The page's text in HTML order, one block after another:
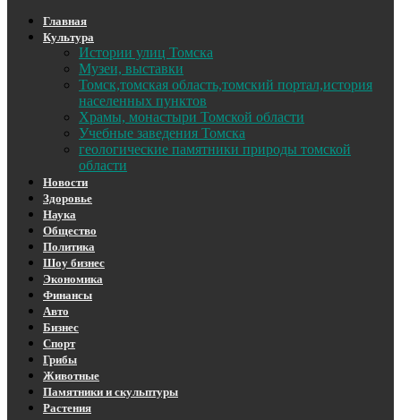
Главная
Культура
Истории улиц Томска
Музеи, выставки
Томск,томская область,томский портал,история
населенных пунктов
Храмы, монастыри Томской области
Учебные заведения Томска
геологические памятники природы томской
области
Новости
Здоровье
Наука
Общество
Политика
Шоу бизнес
Экономика
Финансы
Авто
Бизнес
Спорт
Грибы
Животные
Памятники и скульптуры
Растения